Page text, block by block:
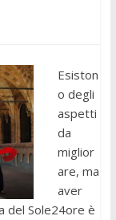
Esiston
o degli
aspetti
da
miglior
are, ma
aver
del Sole24ore è